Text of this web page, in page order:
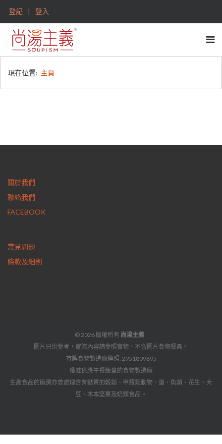
登記 登入
現在位置: 主頁
關於我們
聯絡我們
FACEBOOK
常見問題
條款及細則
© 2026 版權所有 尚湯主義
圖片只供參考，實際內容請參照實物，不含圖片食物餐具。
持牌食物製造廠牌照: 2951809895
獲准供應午餐飯盒的食物製造廠
生產食品的廠房亦曾處理含有麩質的穀類、甲殼類動物、蛋、魚類、花生、大
豆、木本堅果及奶類食品。